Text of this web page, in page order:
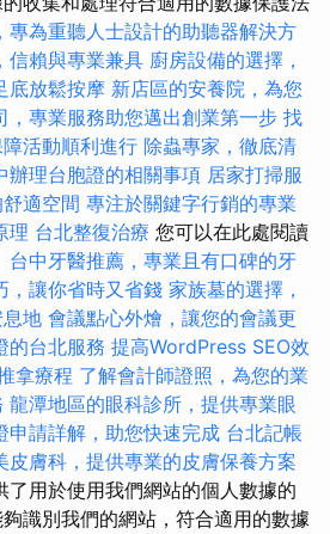
專為重聽人士設計的助聽器解決方
信賴與專業兼具 廚房設備的選擇，
底放鬆按摩 新店區的安養院，為您
，專業服務助您邁出創業第一步 找
活動順利進行 除蟲專家，徹底清
辦理台胞證的相關事項 居家打掃服
適空間 專注於關鍵字行銷的專業
理 台北整復治療 您可以在此處閱讀
台中牙醫推薦，專業且有口碑的牙
，讓你省時又省錢 家族墓的選擇，
地 會議點心外燴，讓您的會議更
的台北服務 提高WordPress SEO效
拿療程 了解會計師證照，為您的業
龍潭地區的眼科診所，提供專業眼
申請詳解，助您快速完成 台北記帳
皮膚科，提供專業的皮膚保養方案
了用於使用我們網站的個人數據的
識別我們的網站，符合適用的數據